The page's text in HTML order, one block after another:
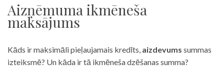
Aizņēmuma ikmēneša
maksājums
Kāds ir maksimāli pieļaujamais kredīts, aizdevums summas
izteiksmē? Un kāda ir tā ikmēneša dzēšanas summa?